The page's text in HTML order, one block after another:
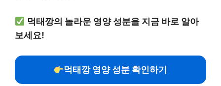
먹태깡의 놀라운 영양 성분을 지금 바로 알아
보세요!
먹태깡 영양 성분 확인하기